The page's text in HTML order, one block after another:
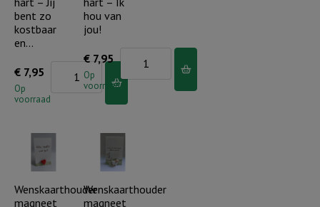
Herder
aantal
bent zo
kostbaar
en…
€ 7,95
Op
voorraad
Wenskaarthouder
magneet
bent
zo
hou van
jou!
€ 7,95
Op
voorraad
Wenskaarthouder
magneet
Ik
van
jou!
Wenskaarthouder
magneet
Wenskaarthouder
magneet